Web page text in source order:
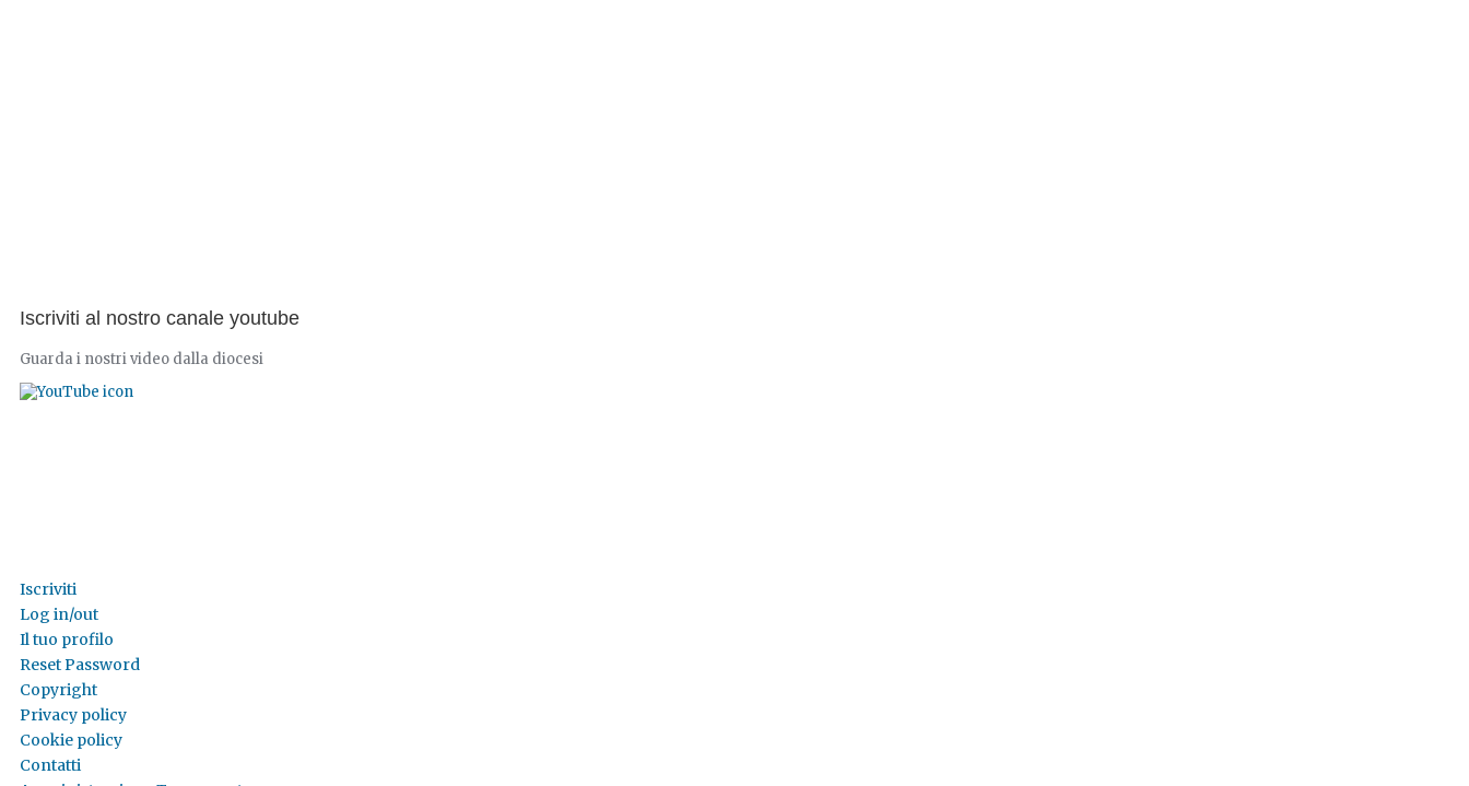
Iscriviti al nostro canale youtube
Guarda i nostri video dalla diocesi
Iscriviti
Log in/out
Il tuo profilo
Reset Password
Copyright
Privacy policy
Cookie policy
Contatti